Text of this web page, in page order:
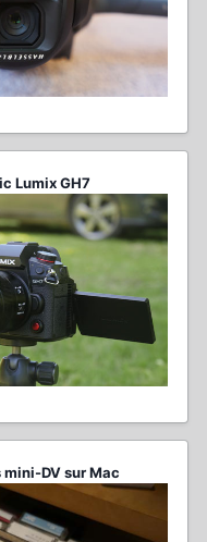
Lumix GH7
DV sur Mac